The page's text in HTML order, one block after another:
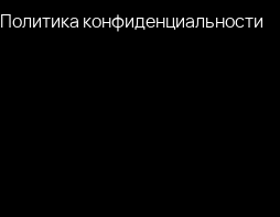
Политика конфиденциальности